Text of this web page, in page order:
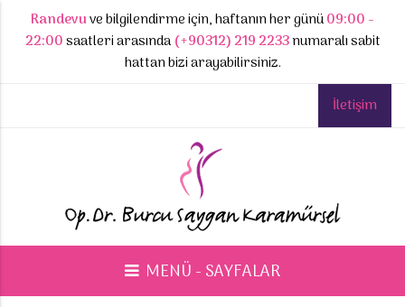
Randevuve bilgilendirme için, haftanın her günü09:00 -
22:00saatleri arasında(+90312) 219 2233numaralı sabit
hattan bizi arayabilirsiniz.
İletişim
MENÜ - SAYFALAR